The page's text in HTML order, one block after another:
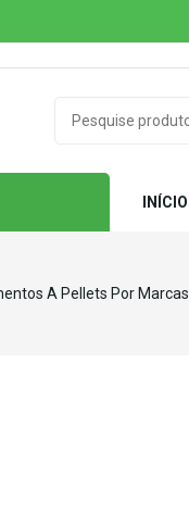
INÍCIO
A Pellets Por Marcas